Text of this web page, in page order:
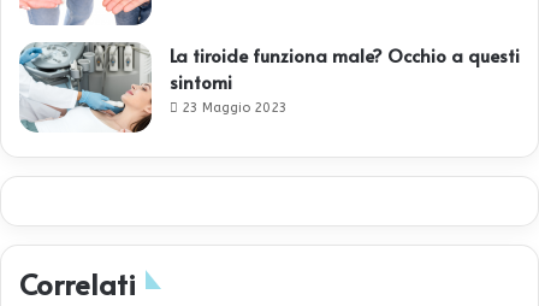
La tiroide funziona male? Occhio a questi
sintomi
23 Maggio 2023
Correlati